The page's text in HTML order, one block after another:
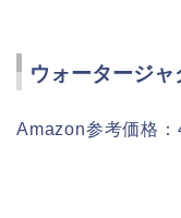
ウォータージ
Amazon参考価格：